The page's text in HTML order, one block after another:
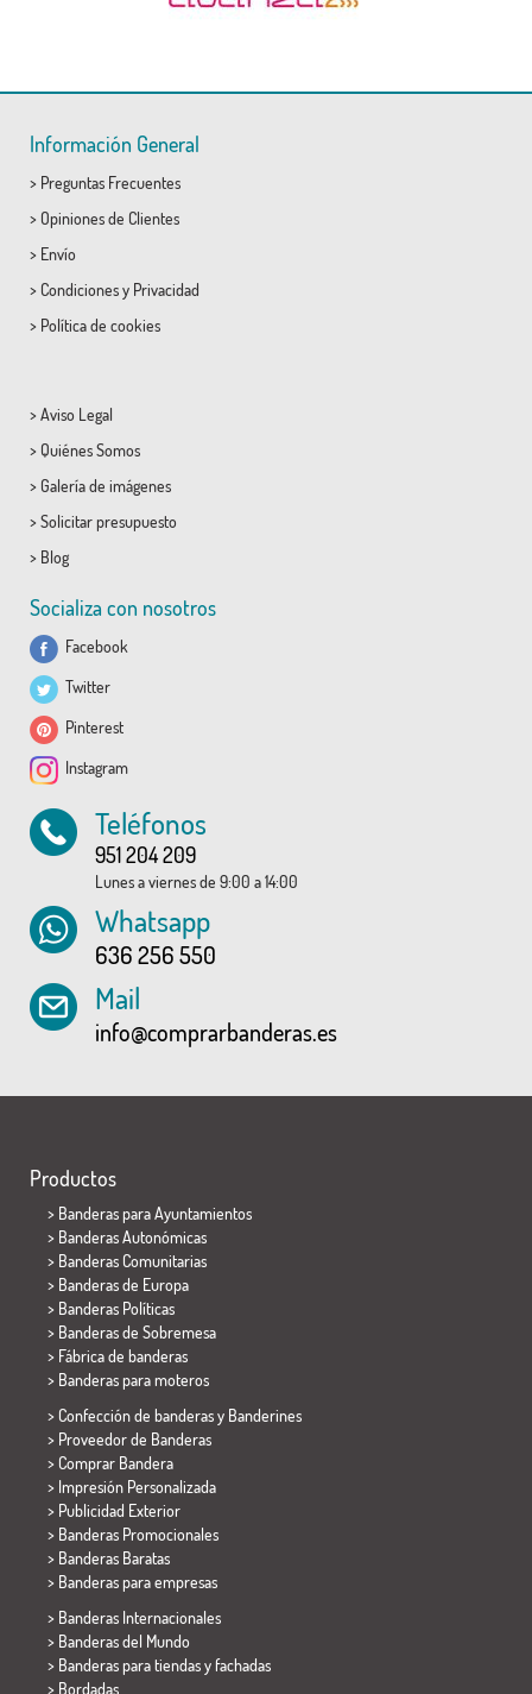
Información General
> Preguntas Frecuentes
> Opiniones de Clientes
> Envío
> Condicionesy Privacidad
> Política de cookies
> Aviso Legal
> Quiénes Somos
> Galería de imágenes
> Solicitar presupuesto
> Blog
Socializa con nosotros
Facebook
Twitter
Pinterest
Instagram
Teléfonos
951 204 209
Lunes a viernes de 9:00 a 14:00
Whatsapp
636 256 550
Mail
info@comprarbanderas.es
Productos
> Banderas para Ayuntamientos
> Banderas Autonómicas
> Banderas Comunitarias
> Banderas de Europa
> Banderas Políticas
> Banderas de Sobremesa
> Fábrica de banderas
> Banderas para moteros
> Confección de banderas y Banderines
> Proveedor de Banderas
> Comprar Bandera
> Impresión Personalizada
> Publicidad Exterior
> Banderas Promocionales
> Banderas Baratas
> Banderas para empresas
> Banderas Internacionales
> Banderas del Mundo
> Banderas para tiendas y fachadas
> Bordadas